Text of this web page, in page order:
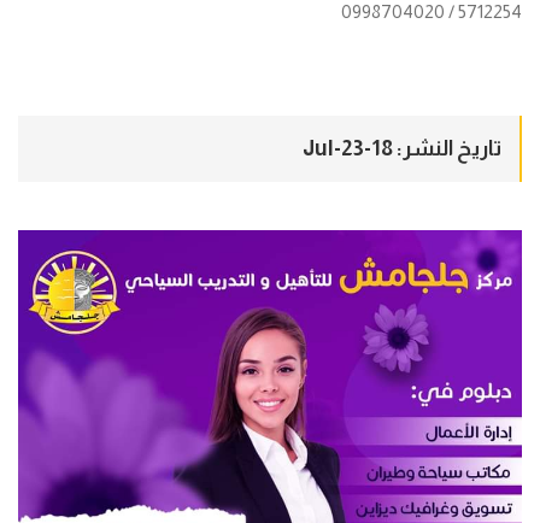
0998704020 / 5712254
تاريخ النشر: 18-Jul-23